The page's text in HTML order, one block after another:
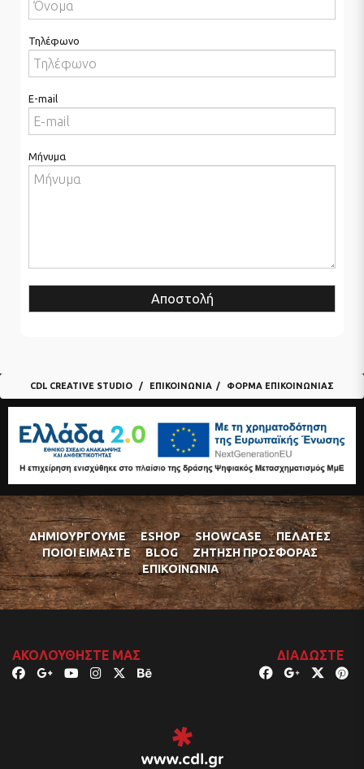
Τηλέφωνο
E-mail
Μήνυμα
Αποστολή
CDL CREATIVE STUDIO ΕΠΙΚΟΙΝΩΝΊΑ ΦΌΡΜΑ ΕΠΙΚΟΙΝΩΝΊΑΣ
ΔΗΜΙΟΥΡΓΟΎΜΕ ESHOP SHOWCASE
ΠΕΛΆΤΕΣ
ΠΟΙΟΊ ΕΊΜΑΣΤΕ
BLOG
ΖΉΤΗΣΗ ΠΡΟΣΦΟΡΆΣ
ΕΠΙΚΟΙΝΩΝΊΑ
ΑΚΟΛΟΥΘΉΣΤΕ ΜΑΣ ΔΙΑΔΏΣΤΕ